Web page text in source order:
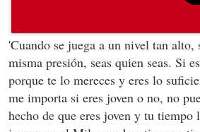
'Cuando se juega a un nivel tan alto,
misma presión, seas quien seas. Si
porque te lo mereces y eres lo
me importa si eres joven o no, no
hecho de que eres joven y tu tiempo